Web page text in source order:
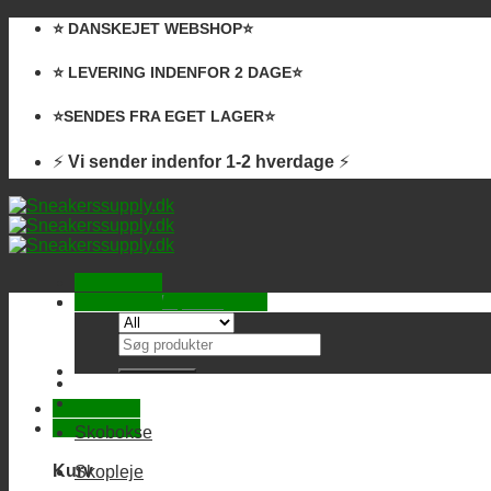
Skip
content
⭐️ DANSKEJET WEBSHOP⭐️
⭐️ LEVERING INDENFOR 2 DAGE⭐️
⭐️SENDES FRA EGET LAGER⭐️
⚡ Vi sender indenfor 1-2 hverdage ⚡
Kurv /
Ingen varer i kurven.
Kurv
Søg
efter:
Skobokse
Skopleje